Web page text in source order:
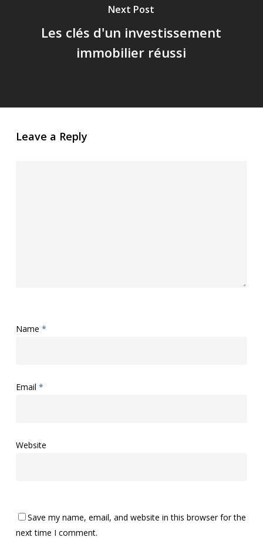
Next Post
Les clés d'un investissement
immobilier réussi
Leave a Reply
Name *
Email *
Website
Save my name, email, and website in this browser for the
next time I comment.